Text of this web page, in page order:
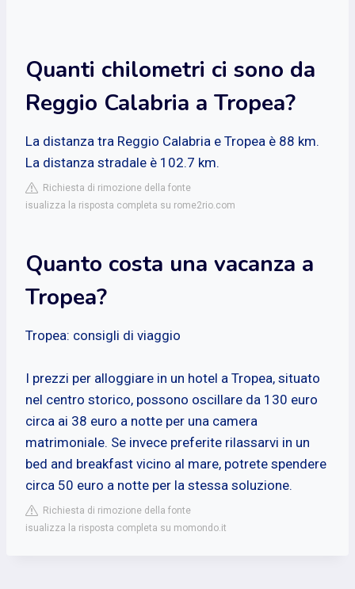
Quanti chilometri ci sono da
Reggio Calabria a Tropea?
La distanza tra Reggio Calabria e Tropea è 88 km.
La distanza stradale è 102.7 km.
Richiesta di rimozione della fonte
isualizza la risposta completa su rome2rio.com
Quanto costa una vacanza a
Tropea?
Tropea: consigli di viaggio
I prezzi per alloggiare in un hotel a Tropea, situato
nel centro storico, possono oscillare da 130 euro
circa ai 38 euro a notte per una camera
matrimoniale. Se invece preferite rilassarvi in un
bed and breakfast vicino al mare, potrete spendere
circa 50 euro a notte per la stessa soluzione.
Richiesta di rimozione della fonte
isualizza la risposta completa su momondo.it